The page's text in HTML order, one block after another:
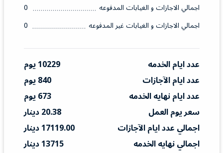
اجمالي الاجازات و الغيابات المدفوعه
0
اجمالي الاجازات و الغيابات غير المدفوعه
0
عدد ايام الخدمه
10229 يوم
عدد ايام الآجازات
840 يوم
عدد ايام نهايه الخدمه
673 يوم
سعر يوم العمل
20.38 دينار
اجمالي عدد ايام الآجازات
17119.00 دينار
اجمالي نهايه الخدمه
13715 دينار